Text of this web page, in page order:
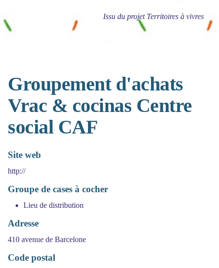
Issu du projet Territoires à vivres
Groupement d'achats
Vrac & cocinas Centre
social CAF
Site web
http://
Groupe de cases à cocher
Lieu de distribution
Adresse
410 avenue de Barcelone
Code postal